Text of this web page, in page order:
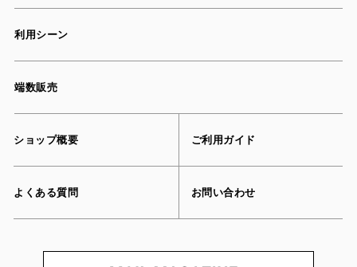
利用シーン
端数販売
ショップ概要 ご利用ガイド
よくある質問 お問い合わせ